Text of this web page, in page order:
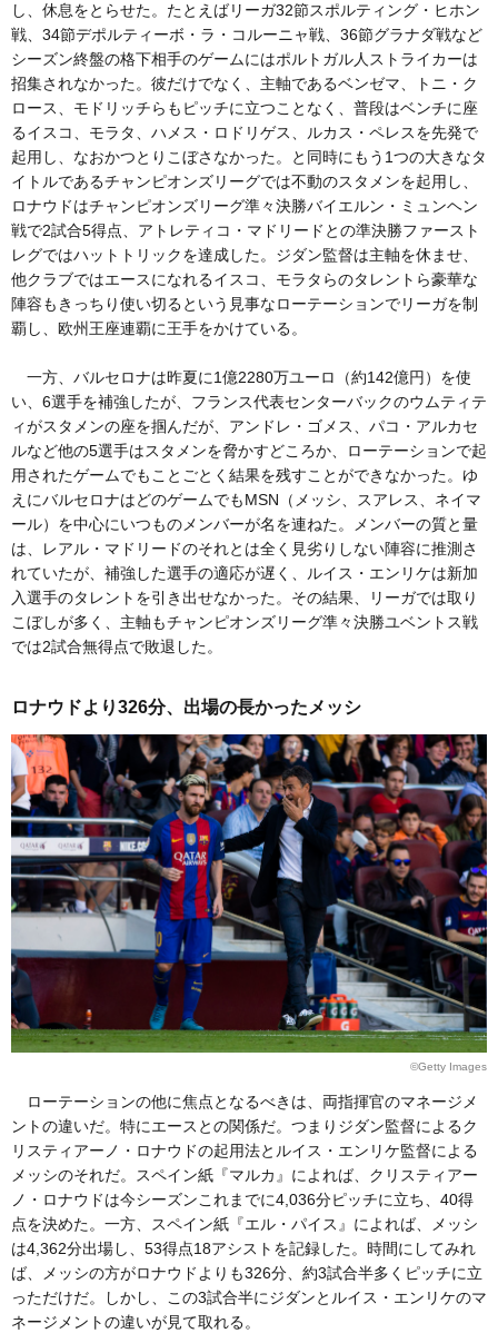
し、休息をとらせた。たとえばリーガ32節スポルティング・ヒホン
戦、34節デポルティーボ・ラ・コルーニャ戦、36節グラナダ戦など
シーズン終盤の格下相手のゲームにはポルトガル人ストライカーは
招集されなかった。彼だけでなく、主軸であるベンゼマ、トニ・ク
ロース、モドリッチらもピッチに立つことなく、普段はベンチに座
るイスコ、モラタ、ハメス・ロドリゲス、ルカス・ペレスを先発で
起用し、なおかつとりこぼさなかった。と同時にもう1つの大きなタ
イトルであるチャンピオンズリーグでは不動のスタメンを起用し、
ロナウドはチャンピオンズリーグ準々決勝バイエルン・ミュンヘン
戦で2試合5得点、アトレティコ・マドリードとの準決勝ファースト
レグではハットトリックを達成した。ジダン監督は主軸を休ませ、
他クラブではエースになれるイスコ、モラタらのタレントら豪華な
陣容もきっちり使い切るという見事なローテーションでリーガを制
覇し、欧州王座連覇に王手をかけている。
一方、バルセロナは昨夏に1億2280万ユーロ（約142億円）を使
い、6選手を補強したが、フランス代表センターバックのウムティテ
ィがスタメンの座を掴んだが、アンドレ・ゴメス、パコ・アルカセ
ルなど他の5選手はスタメンを脅かすどころか、ローテーションで起
用されたゲームでもことごとく結果を残すことができなかった。ゆ
えにバルセロナはどのゲームでもMSN（メッシ、スアレス、ネイマ
ール）を中心にいつものメンバーが名を連ねた。メンバーの質と量
は、レアル・マドリードのそれとは全く見劣りしない陣容に推測さ
れていたが、補強した選手の適応が遅く、ルイス・エンリケは新加
入選手のタレントを引き出せなかった。その結果、リーガでは取り
こぼしが多く、主軸もチャンピオンズリーグ準々決勝ユベントス戦
では2試合無得点で敗退した。
ロナウドより326分、出場の長かったメッシ
©Getty Images
ローテーションの他に焦点となるべきは、両指揮官のマネージメ
ントの違いだ。特にエースとの関係だ。つまりジダン監督によるク
リスティアーノ・ロナウドの起用法とルイス・エンリケ監督による
メッシのそれだ。スペイン紙『マルカ』によれば、クリスティアー
ノ・ロナウドは今シーズンこれまでに4,036分ピッチに立ち、40得
点を決めた。一方、スペイン紙『エル・パイス』によれば、メッシ
は4,362分出場し、53得点18アシストを記録した。時間にしてみれ
ば、メッシの方がロナウドよりも326分、約3試合半多くピッチに立
っただけだ。しかし、この3試合半にジダンとルイス・エンリケのマ
ネージメントの違いが見て取れる。